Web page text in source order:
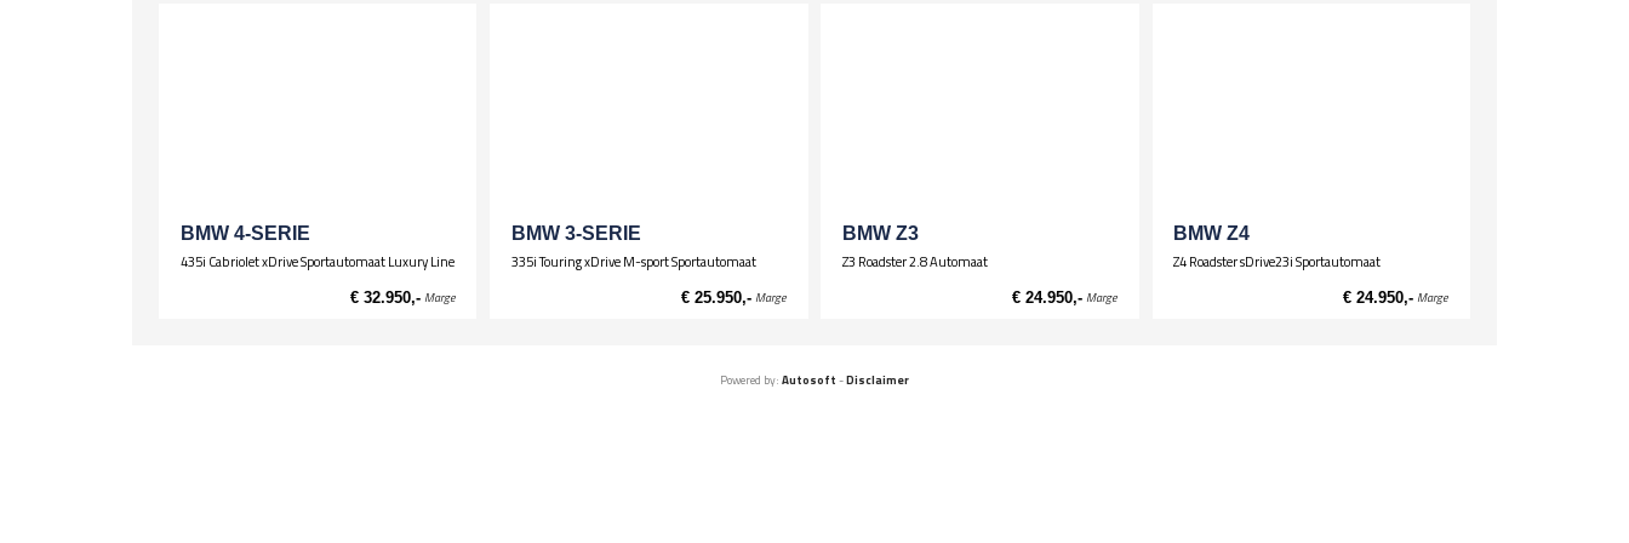
BMW 4-SERIE
435i Cabriolet xDrive Sportautomaat Luxury Line
€ 32.950,- Marge
BMW 3-SERIE
335i Touring xDrive M-sport Sportautomaat
€ 25.950,- Marge
BMW Z3
Z3 Roadster 2.8 Automaat
€ 24.950,- Marge
BMW Z4
Z4 Roadster sDrive23i Sportautomaat
€ 24.950,- Marge
Powered by: Autosoft -Disclaimer